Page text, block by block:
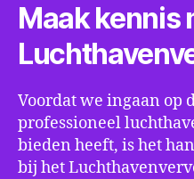
Maak kennis
Voordat we ingaan op
professioneel
bieden heeft, is het
bij het